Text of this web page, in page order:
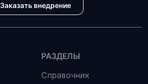
Заказать внедрение
РАЗДЕЛЫ
Справочник